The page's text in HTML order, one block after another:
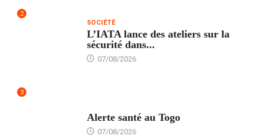
2
SOCIÉTÉ
L’IATA lance des ateliers sur la
sécurité dans...
07/08/2026
3
Alerte santé au Togo
07/08/2026